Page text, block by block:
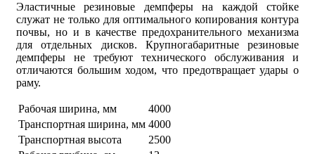
Эластичные резиновые демпферы на каждой стойке
служат не только для оптимального копирования контура
почвы, но и в качестве предохранительного механизма
для отдельных дисков. Крупногабаритные резиновые
демпферы не требуют технического обслуживания и
отличаются большим ходом, что предотвращает удары о
раму.
Рабочая ширина, мм
4000
Транспортная ширина, мм 4000
Транспортная высота
2500